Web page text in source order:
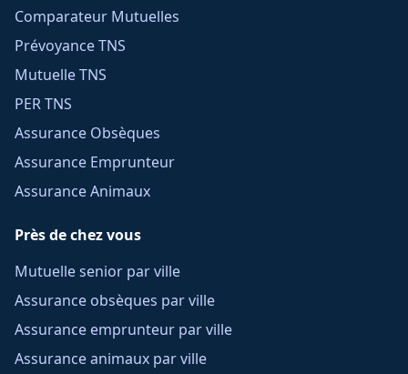
Comparateur Mutuelles
Prévoyance TNS
Mutuelle TNS
PER TNS
Assurance Obsèques
Assurance Emprunteur
Assurance Animaux
Près de chez vous
Mutuelle senior par ville
Assurance obsèques par ville
Assurance emprunteur par ville
Assurance animaux par ville